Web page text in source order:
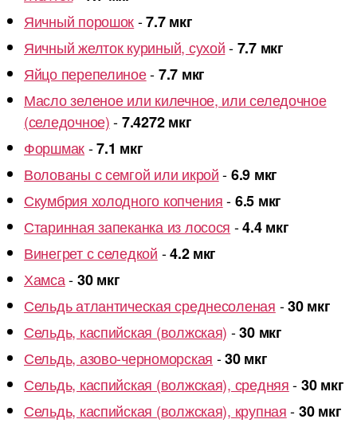
Яичный порошок-7.7 мкг
Яичный желток куриный, сухой-7.7 мкг
Яйцо перепелиное-7.7 мкг
Масло зеленое или килечное, или селедочное
(селедочное)-7.4272 мкг
Форшмак-7.1 мкг
Волованы с семгой или икрой-6.9 мкг
Скумбрия холодного копчения-6.5 мкг
Старинная запеканка из лосося -4.4 мкг
Винегрет с селедкой -4.2 мкг
Хамса-30 мкг
Сельдь атлантическая среднесоленая -30 мкг
Сельдь, каспийская (волжская) -30 мкг
Сельдь, азово-черноморская -30 мкг
Сельдь, каспийская (волжская), средняя-30 мкг
Сельдь, каспийская (волжская), крупная-30 мкг